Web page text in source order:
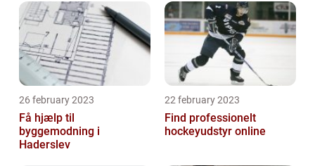
26 february 2023
Få hjælp til
byggemodning i
Haderslev
22 february 2023
Find professionelt
hockeyudstyr online